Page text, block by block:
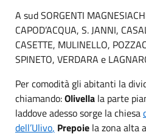
A sud SORGENTI
CAPOD’ACQUA, S. JANNI,
CASETTE, MULINELLO,
SPINETO, VERDARA e
Per comodità gli abitanti la
chiamando:Olivella la parte
laddove adesso sorge la chiesa
dell’Ulivo, Prepoie la zona alta